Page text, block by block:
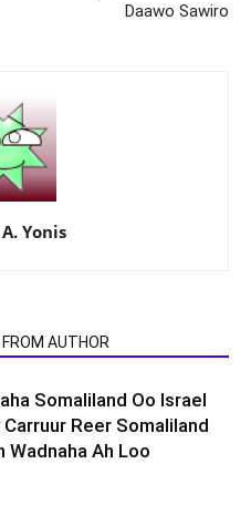
Daawo Sawiro
Yonis
FROM AUTHOR
Somaliland Oo Israel
Reer Somaliland
Wadnaha Ah Loo